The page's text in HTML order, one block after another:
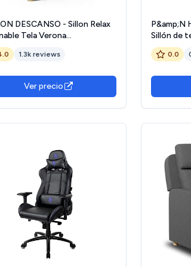
DESCANSO - Sillon Relax
Tela Verona
Sillón Reclinable
con Reposapiés,
Cero, Butaca Reclinable
160º (Arena)
1.3k reviews
Ver precio
P&amp;N
Sillón de
0.0